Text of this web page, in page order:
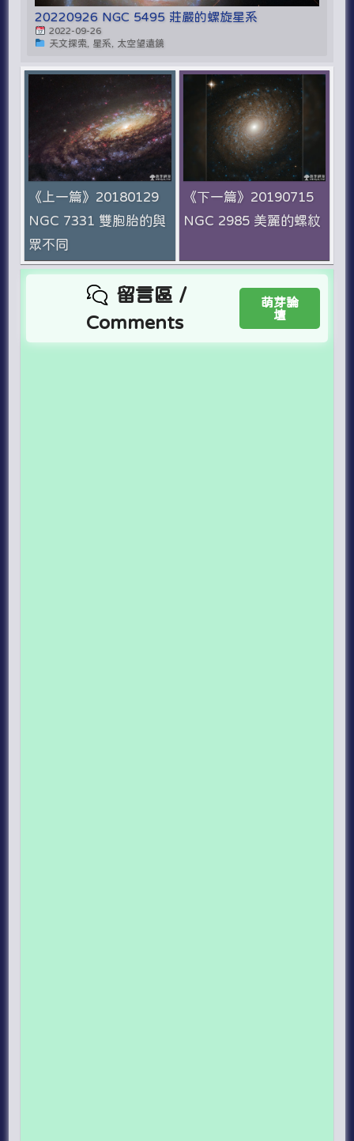
20220926 NGC 5495 莊嚴的螺旋星系
2022-09-26
天文探索, 星系, 太空望遠鏡
《上一篇》20180129
NGC 7331 雙胞胎的與
眾不同
《下一篇》20190715
NGC 2985 美麗的螺紋
留言區 /
Comments
萌芽論
壇